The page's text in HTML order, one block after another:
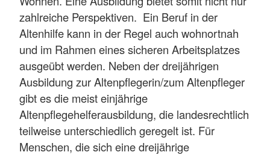
zahlreiche Perspektiven. Ein Beruf in der
Altenhilfe kann in der Regel auch wohnortnah
und im Rahmen eines sicheren Arbeitsplatzes
ausgeübt werden. Neben der dreijährigen
Ausbildung zur Altenpflegerin/zum Altenpfleger
gibt es die meist einjährige
Altenpflegehelferausbildung, die landesrechtlich
teilweise unterschiedlich geregelt ist. Für
Menschen, die sich eine dreijährige